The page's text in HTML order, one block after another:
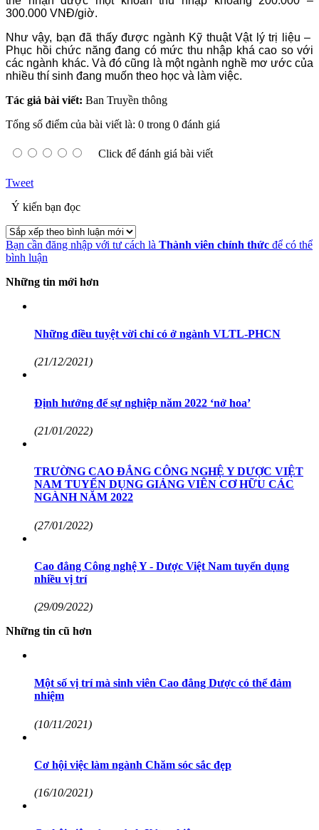
300.000 VNĐ/giờ.
Như vậy, bạn đã thấy được ngành Kỹ thuật Vật lý trị liệu –
Phục hồi chức năng đang có mức thu nhập khá cao so với
các ngành khác. Và đó cũng là một ngành nghề mơ ước của
nhiều thí sinh đang muốn theo học và làm việc.
Tác giả bài viết: Ban Truyền thông
Tổng số điểm của bài viết là: 0 trong 0 đánh giá
Click để đánh giá bài viết
Tweet
Ý kiến bạn đọc
Bạn cần đăng nhập với tư cách là Thành viên chính thức để có thể
bình luận
Những tin mới hơn
Những điều tuyệt vời chỉ có ở ngành VLTL-PHCN
(21/12/2021)
Định hướng để sự nghiệp năm 2022 ‘nở hoa’
(21/01/2022)
TRƯỜNG CAO ĐẲNG CÔNG NGHỆ Y DƯỢC VIỆT
NAM TUYỂN DỤNG GIẢNG VIÊN CƠ HỮU CÁC
NGÀNH NĂM 2022
(27/01/2022)
Cao đẳng Công nghệ Y - Dược Việt Nam tuyển dụng
nhiều vị trí
(29/09/2022)
Những tin cũ hơn
Một số vị trí mà sinh viên Cao đẳng Dược có thể đảm
nhiệm
(10/11/2021)
Cơ hội việc làm ngành Chăm sóc sắc đẹp
(16/10/2021)